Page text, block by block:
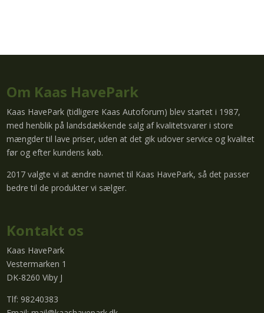
Om Kaas HavePark
Kaas HavePark (tidligere Kaas Autoforum) blev startet i 1987,
med henblik på landsdækkende salg af kvalitetsvarer i store
mængder til lave priser, uden at det gik udover service og kvalitet
før og efter kundens køb.
2017 valgte vi at ændre navnet til Kaas HavePark, så det passer
bedre til de produkter vi sælger.
Kontakt os
Kaas HavePark
Vestermarken 1
DK-8260 Viby J
Tlf: 98240383